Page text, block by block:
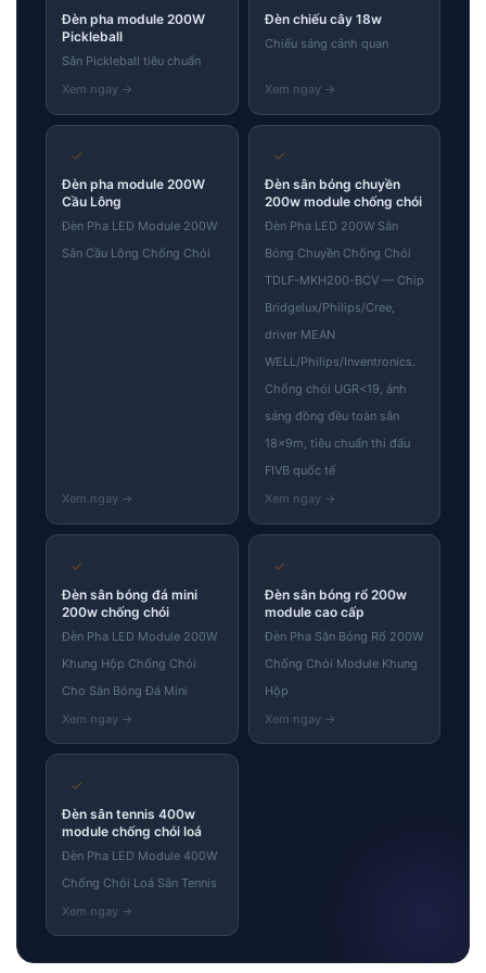
Đèn pha module 200W
Pickleball
Sân Pickleball tiêu chuẩn
Đèn chiếu cây 18w
Chiếu sáng cảnh quan
✓
Đèn pha module 200W
Cầu Lông
Đèn Pha LED Module 200W
Sân Cầu Lông Chống Chói
✓
Đèn sân bóng chuyền
200w module chống chói
Đèn Pha LED 200W Sân
Bóng Chuyền Chống Chói
TDLF-MKH200-BCV — Chip
Bridgelux/Philips/Cree,
driver MEAN
WELL/Philips/Inventronics.
Chống chói UGR<19, ánh
sáng đồng đều toàn sân
18×9m, tiêu chuẩn thi đấu
FIVB quốc tế
✓
Đèn sân bóng đá mini
200w chống chói
Đèn Pha LED Module 200W
Khung Hộp Chống Chói
Cho Sân Bóng Đá Mini
✓
Đèn sân bóng rổ 200w
module cao cấp
Đèn Pha Sân Bóng Rổ 200W
Chống Chói Module Khung
Hộp
✓
Đèn sân tennis 400w
module chống chói loá
Đèn Pha LED Module 400W
Chống Chói Loá Sân Tennis